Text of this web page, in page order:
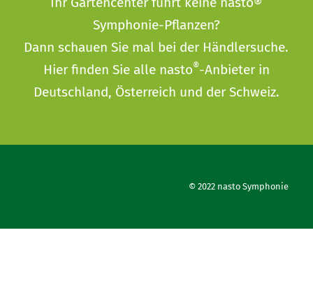
Symphonie-Pflanzen?
Dann schauen Sie mal bei der Händlersuche.
Hier finden Sie alle nasto®-Anbieter in
Deutschland, Österreich und der Schweiz.
© 2022 nasto Symphonie